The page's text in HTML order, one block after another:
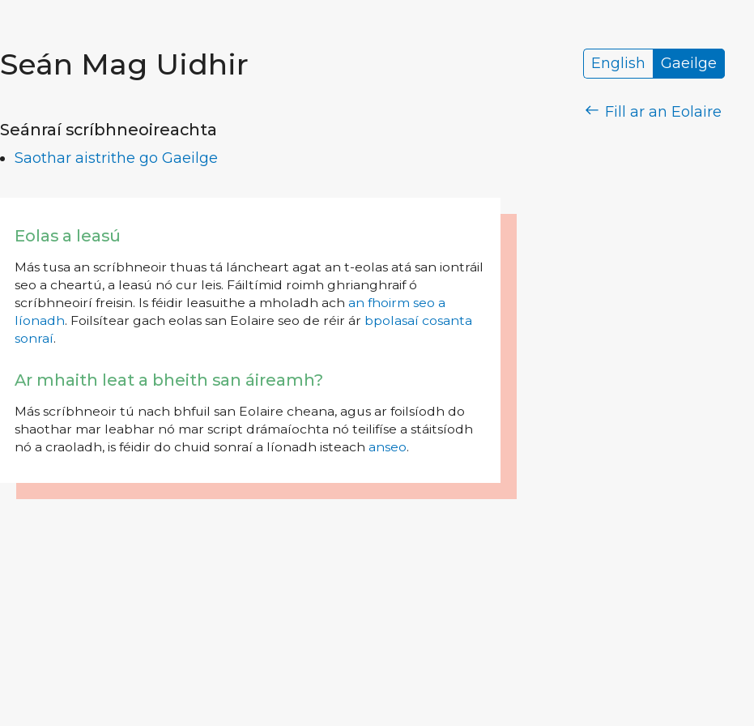
Seán Mag Uidhir English Gaeilge
Fill ar an Eolaire
Seánraí scríbhneoireachta
Saothar aistrithe go Gaeilge
Eolas a leasú
Más tusa an scríbhneoir thuas tá láncheart agat an t-eolas atá san iontráil
seo a cheartú, a leasú nó cur leis. Fáiltímid roimh ghrianghraif ó
scríbhneoirí freisin. Is féidir leasuithe a mholadh ach an fhoirm seo a
líonadh. Foilsítear gach eolas san Eolaire seo de réir ár bpolasaí cosanta
sonraí.
Ar mhaith leat a bheith san áireamh?
Más scríbhneoir tú nach bhfuil san Eolaire cheana, agus ar foilsíodh do
shaothar mar leabhar nó mar script drámaíochta nó teilifíse a stáitsíodh
nó a craoladh, is féidir do chuid sonraí a líonadh isteach anseo.